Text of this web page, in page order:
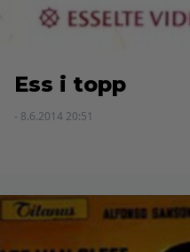
Ess i topp
- 8.6.2014 20:51